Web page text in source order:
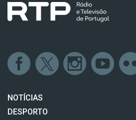
NOTÍCIAS
DESPORTO